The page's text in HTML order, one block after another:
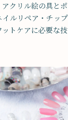
クリル絵の具と
ルリペア・チッ
ットケアに必要な